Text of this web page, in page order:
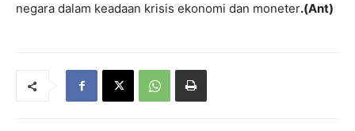
negara dalam keadaan krisis ekonomi dan moneter.(Ant)